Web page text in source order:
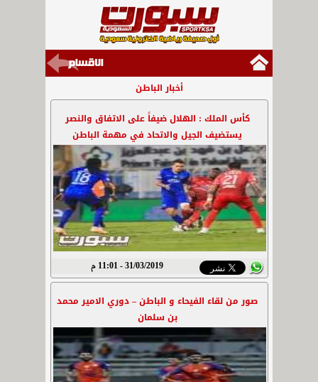
أخبار الباطن
كأس الملك : الهلال ضيفاً على الاتفاق والنصر
يستضيف الجيل والاتحاد في مهمة الباطن
31/03/2019 - 11:01 م
صور من لقاء الفيحاء و الباطن – دوري الامير محمد
بن سلمان